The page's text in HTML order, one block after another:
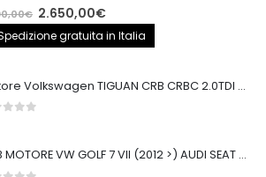
of 5
€ Il
prezzo
originale
2.890,00€.
2.650,00€Il
prezzo
attuale
2.650,00€.
gratuita in Italia
Motore Volkswagen TIGUAN CRB CRBC 2.0TDI 150CV EURO6
CRB MOTORE VW GOLF 7 VII (2012 >) AUDI SEAT 2.0TDI 150CV CRB IMPIANTO BOSCH